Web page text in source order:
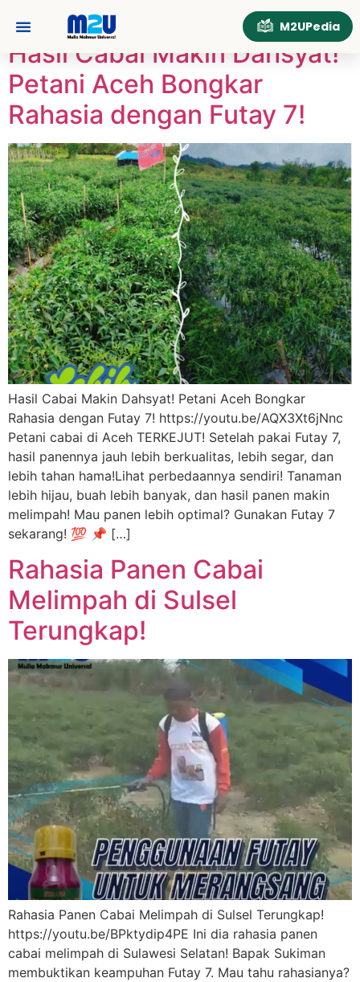
M2UPedia
Hasil Cabai Makin Dahsyat!
Petani Aceh Bongkar
Rahasia dengan Futay 7!
Hasil Cabai Makin Dahsyat! Petani Aceh Bongkar
Rahasia dengan Futay 7! https://youtu.be/AQX3Xt6jNnc
Petani cabai di Aceh TERKEJUT! Setelah pakai Futay 7,
hasil panennya jauh lebih berkualitas, lebih segar, dan
lebih tahan hama!Lihat perbedaannya sendiri! Tanaman
lebih hijau, buah lebih banyak, dan hasil panen makin
melimpah! Mau panen lebih optimal? Gunakan Futay 7
sekarang! 💯 📌 […]
Rahasia Panen Cabai
Melimpah di Sulsel
Terungkap!
Rahasia Panen Cabai Melimpah di Sulsel Terungkap!
https://youtu.be/BPktydip4PE Ini dia rahasia panen
cabai melimpah di Sulawesi Selatan! Bapak Sukiman
membuktikan keampuhan Futay 7. Mau tahu rahasianya?